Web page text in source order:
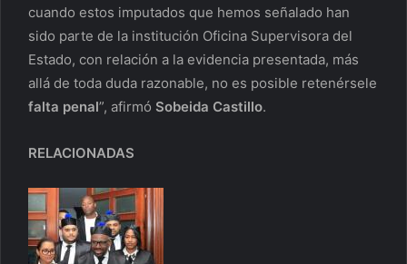
cuando estos imputados que hemos señalado han
sido parte de la institución Oficina Supervisora del
Estado, con relación a la evidencia presentada, más
allá de toda duda razonable, no es posible retenérsele
falta penal”, afirmó Sobeida Castillo.
RELACIONADAS